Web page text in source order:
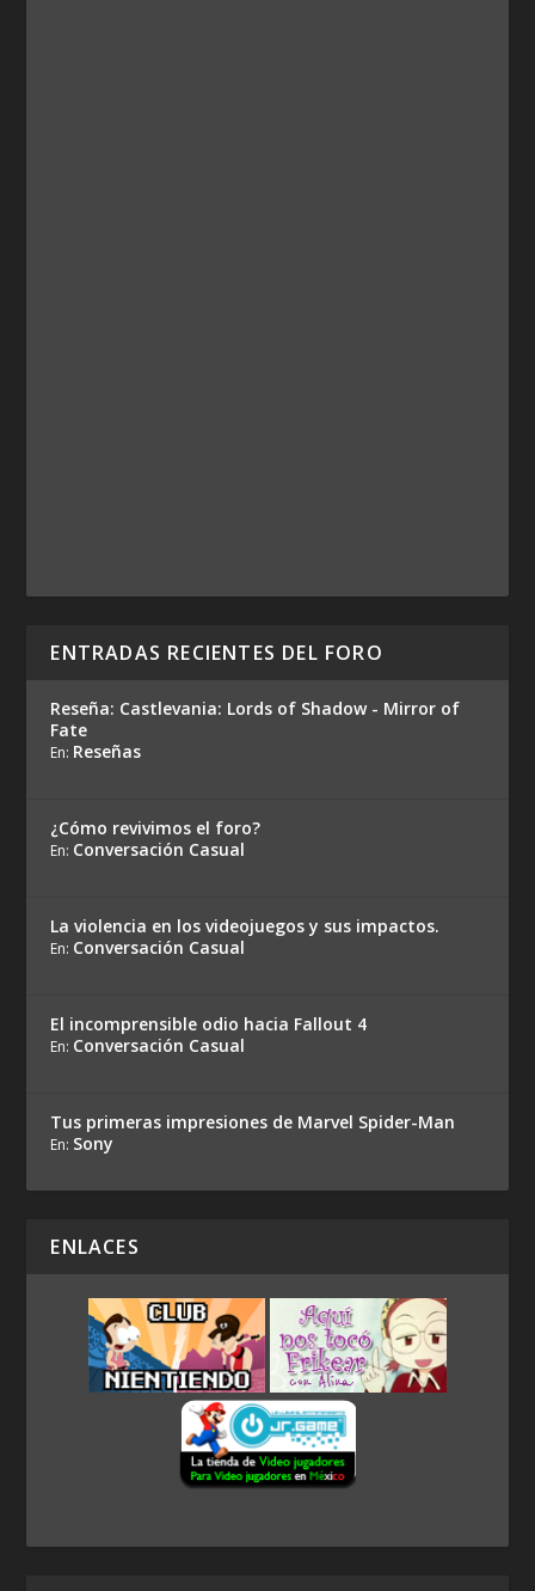
ENTRADAS RECIENTES DEL FORO
Reseña: Castlevania: Lords of Shadow - Mirror of
Fate
En: Reseñas
¿Cómo revivimos el foro?
En: Conversación Casual
La violencia en los videojuegos y sus impactos.
En: Conversación Casual
El incomprensible odio hacia Fallout 4
En: Conversación Casual
Tus primeras impresiones de Marvel Spider-Man
En: Sony
ENLACES